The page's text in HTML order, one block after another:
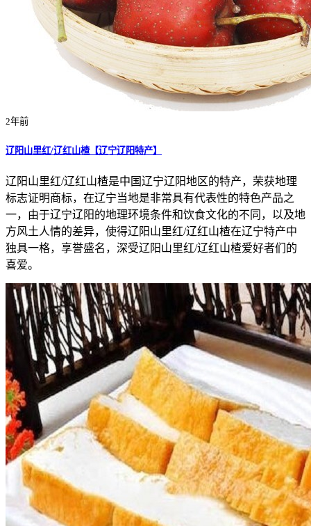
2年前
辽阳山里红/辽红山楂【辽宁辽阳特产】
辽阳山里红/辽红山楂是中国辽宁辽阳地区的特产，荣获地理
标志证明商标，在辽宁当地是非常具有代表性的特色产品之
一，由于辽宁辽阳的地理环境条件和饮食文化的不同，以及地
方风土人情的差异，使得辽阳山里红/辽红山楂在辽宁特产中
独具一格，享誉盛名，深受辽阳山里红/辽红山楂爱好者们的
喜爱。